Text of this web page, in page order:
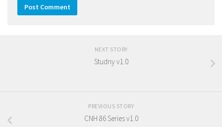
NEXT STORY
Studny v1.0
PREVIOUS STORY
CNH 86 Series v1.0